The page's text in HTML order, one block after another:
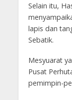
Selain itu,
lapis dan
Sebatik.
Mesyuarat
Pusat
pemimpin-